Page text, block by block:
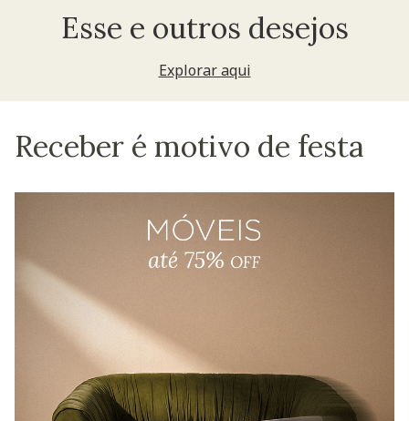
Esse e outros desejos
Explorar aqui
Receber é motivo de festa